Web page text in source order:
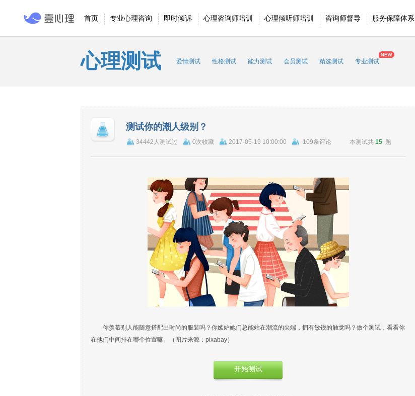
首页 专业心理咨询 即时倾诉 心理咨询师培训 心理倾听师培训 咨询师督导 服务保障体系
心理测试 爱情测试 性格测试 能力测试 会员测试 精选测试 专业测试
测试你的潮人级别？
34442人测试过 0次收藏 2017-05-19 10:00:00 109条评论 本测试共 15 题
你羡慕别人能随意搭配出时尚的服装吗？你嫉妒她们总能站在潮流的尖端，拥有敏锐的触觉吗？做个测试，看看你
在他们中间排在哪个位置嘛。（图片来源：pixabay）
开始测试